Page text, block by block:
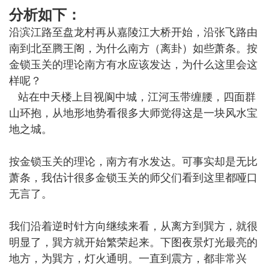
分析如下：
沿滨江路至盘龙村再从嘉陵江大桥开始，沿张飞路由
南到北至腾王阁，为什么南方（离卦）如些萧条。按
金锁玉关的理论南方有水应该发达，为什么这里会这
样呢？
站在中天楼上目视阆中城，江河玉带缠腰，四面群
山环抱，从地形地势看很多大师觉得这是一块风水宝
地之城。
按金锁玉关的理论，南方有水发达。可事实却是无比
萧条，我估计很多金锁玉关的师父们看到这里都哑口
无言了。
我们沿着逆时针方向继续来看，从离方到巽方，就很
明显了，巽方就开始繁荣起来。下图夜景灯光最亮的
地方，为巽方，灯火通明。一直到震方，都非常兴